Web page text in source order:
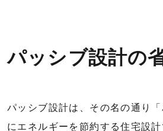
パッシブ設計の
パッシブ設計は、その名の通り「
にエネルギーを節約する住宅設